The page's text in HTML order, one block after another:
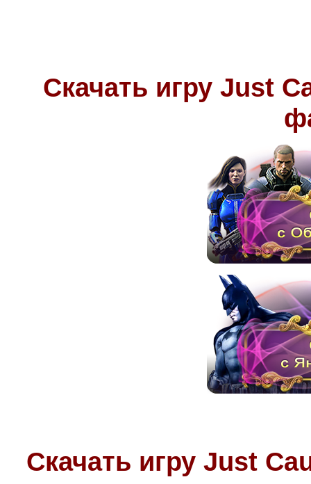
Скачать игру Just
Скачать игру Just